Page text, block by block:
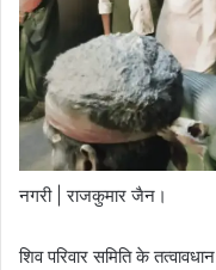
नगरी | राजकुमार जैन।
शिव परिवार समिति के